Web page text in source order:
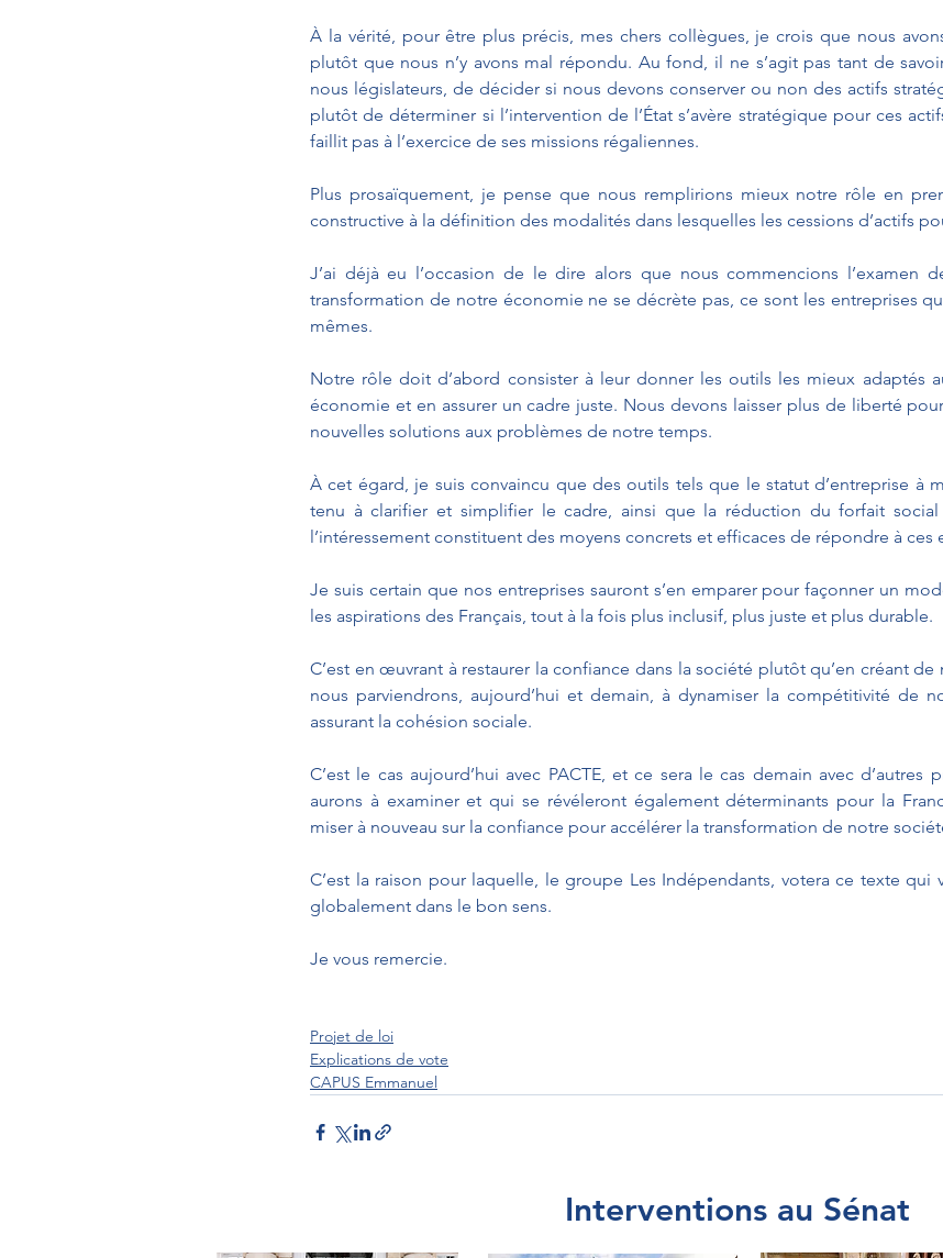
À la vérité, pour être plus précis, mes chers collègues, je crois que nous
plutôt que nous n’y avons mal répondu. Au fond, il ne s’agit pas tant de
nous législateurs, de décider si nous devons conserver ou non des actifs
plutôt de déterminer si l’intervention de l’État s’avère stratégique pour ces
faillit pas à l’exercice de ses missions régaliennes.
Plus prosaïquement, je pense que nous remplirions mieux notre rôle en
constructive à la définition des modalités dans lesquelles les cessions d’actifs
J’ai déjà eu l’occasion de le dire alors que nous commencions
transformation de notre économie ne se décrète pas, ce sont les entreprises
mêmes.
Notre rôle doit d’abord consister à leur donner les outils les mieux adaptés
économie et en assurer un cadre juste. Nous devons laisser plus de liberté
nouvelles solutions aux problèmes de notre temps.
À cet égard, je suis convaincu que des outils tels que le statut d’entreprise à
tenu à clarifier et simplifier le cadre, ainsi que la réduction du forfait
l’intéressement constituent des moyens concrets et efficaces de répondre à ces
Je suis certain que nos entreprises sauront s’en emparer pour façonner un
les aspirations des Français, tout à la fois plus inclusif, plus juste et plus durable.
C’est en œuvrant à restaurer la confiance dans la société plutôt qu’en créant de
nous parviendrons, aujourd’hui et demain, à dynamiser la compétitivité de
assurant la cohésion sociale.
C’est le cas aujourd’hui avec PACTE, et ce sera le cas demain avec
aurons à examiner et qui se révéleront également déterminants pour la
miser à nouveau sur la confiance pour accélérer la transformation de notre
C’est la raison pour laquelle, le groupe Les Indépendants, votera ce texte qui
globalement dans le bon sens.
Je vous remercie.
Projet de loi
Explications de vote
CAPUS Emmanuel
Interventions au Sénat